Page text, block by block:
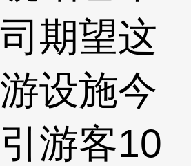
期望这
设施今
游客10